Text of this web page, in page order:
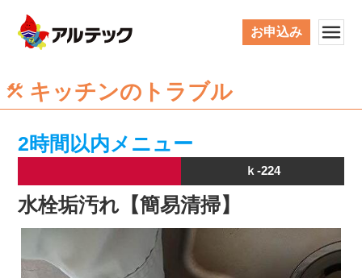
お申込み
キッチンのトラブル
2時間以内メニュー
ｋ-224
水栓垢汚れ【簡易清掃】